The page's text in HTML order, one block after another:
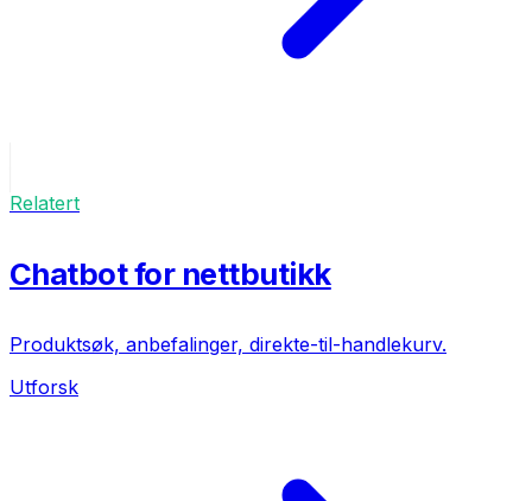
Relatert
Chatbot for nettbutikk
Produktsøk, anbefalinger, direkte-til-handlekurv.
Utforsk